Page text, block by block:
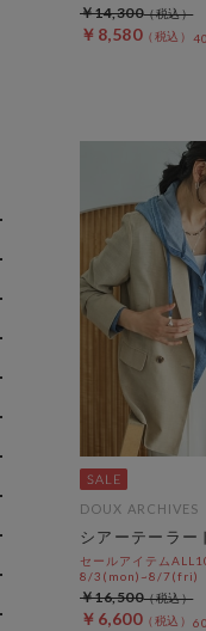
￥8,580
￥14,300
DOUX ARCHIVES
シアーテーラー
セールアイテム
8/3(mon)~8/7(fri)
￥6,600
￥16,500